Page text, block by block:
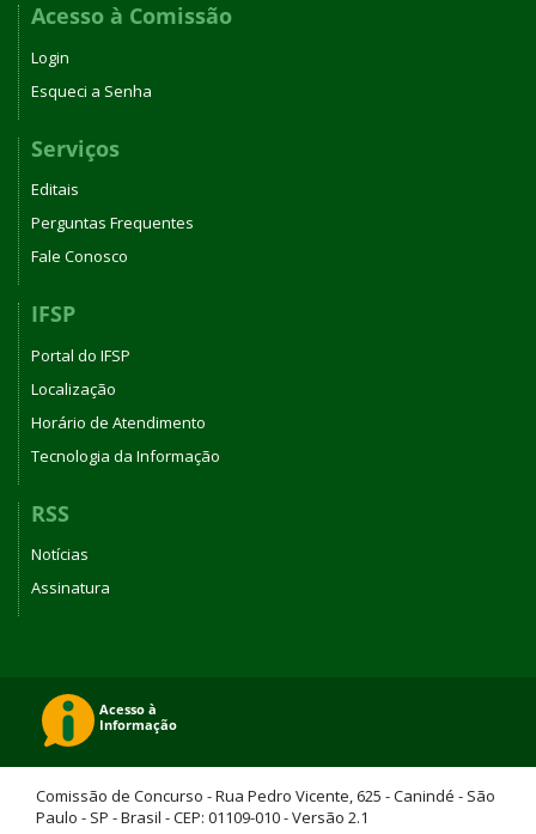
Acesso à Comissão
Login
Esqueci a Senha
Serviços
Editais
Perguntas Frequentes
Fale Conosco
IFSP
Portal do IFSP
Localização
Horário de Atendimento
Tecnologia da Informação
RSS
Notícias
Assinatura
Comissão de Concurso - Rua Pedro Vicente, 625 - Canindé - São
Paulo - SP - Brasil - CEP: 01109-010 - Versão 2.1